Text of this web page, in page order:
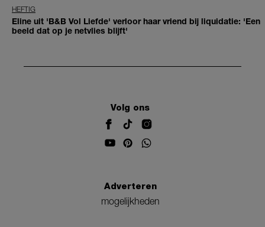
HEFTIG
Eline uit 'B&B Vol Liefde' verloor haar vriend bij liquidatie: 'Een
beeld dat op je netvlies blijft'
Volg ons
Adverteren
mogelijkheden